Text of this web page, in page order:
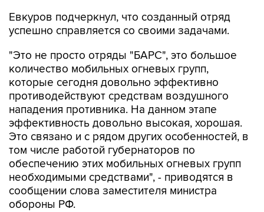
Евкуров подчеркнул, что созданный отряд
успешно справляется со своими задачами.
"Это не просто отряды "БАРС", это большое
количество мобильных огневых групп,
которые сегодня довольно эффективно
противодействуют средствам воздушного
нападения противника. На данном этапе
эффективность довольно высокая, хорошая.
Это связано и с рядом других особенностей, в
том числе работой губернаторов по
обеспечению этих мобильных огневых групп
необходимыми средствами", - приводятся в
сообщении слова заместителя министра
обороны РФ.